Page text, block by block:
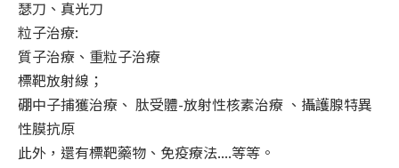
瑟刀、真光刀
粒子治療:
質子治療、重粒子治療
標靶放射線；
硼中子捕獲治療、 肽受體-放射性核素治療 、攝護腺特異
性膜抗原
此外，還有標靶藥物、免疫療法....等等。